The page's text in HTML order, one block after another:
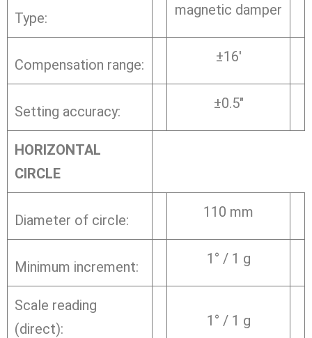
Type:
magnetic damper
Compensation range: ±16′
Setting accuracy: ±0.5″
HORIZONTAL
CIRCLE
Diameter of circle: 110 mm
Minimum increment: 1° / 1 g
Scale reading
(direct):
1° / 1 g